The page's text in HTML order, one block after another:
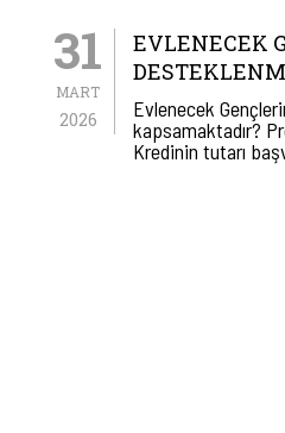
31
MART
2026
EVLENECEK
Evlenecek
kapsamaktadır?
Kredinin tutarı